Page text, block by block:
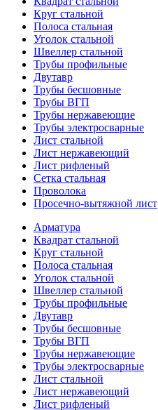
Круг стальной
Полоса стальная
Уголок стальной
Швеллер стальной
Трубы профильные
Двутавр
Трубы бесшовные
Трубы ВГП
Трубы нержавеющие
Трубы электросварные
Лист стальной
Лист нержавеющий
Лист рифленый
Сетка стальная
Проволока
Просечно-вытяжной лист
Арматура
Квадрат стальной
Круг стальной
Полоса стальная
Уголок стальной
Швеллер стальной
Трубы профильные
Двутавр
Трубы бесшовные
Трубы ВГП
Трубы нержавеющие
Трубы электросварные
Лист стальной
Лист нержавеющий
Лист рифленый